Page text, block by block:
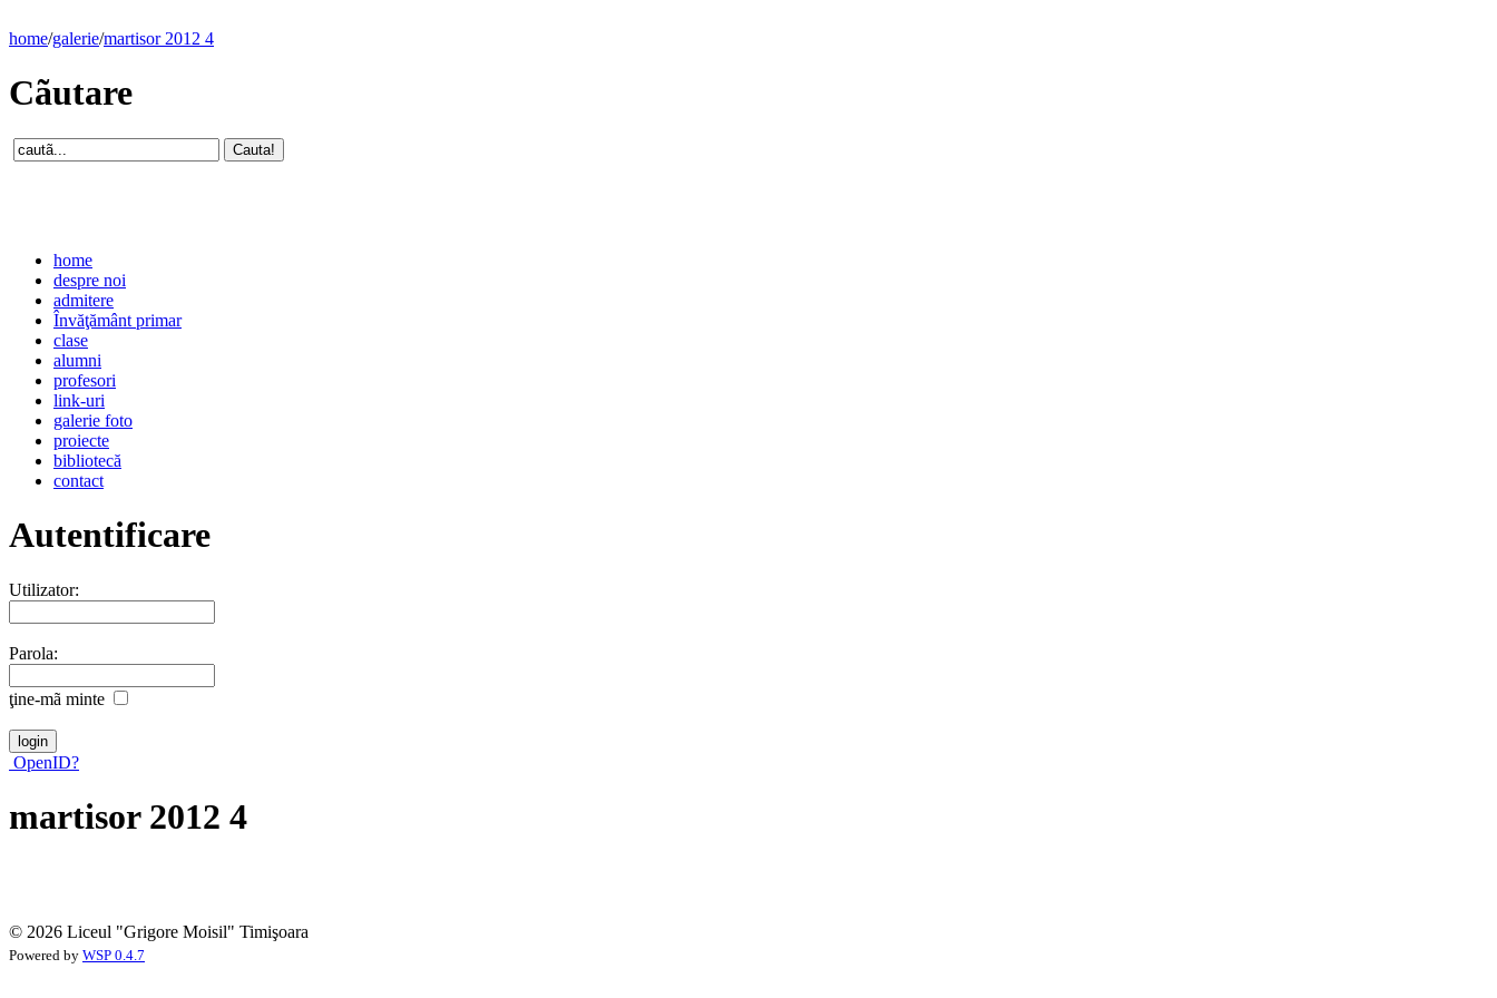
home/galerie/martisor 2012 4
Cãutare
home
despre noi
admitere
Învăţământ primar
clase
alumni
profesori
link-uri
galerie foto
proiecte
bibliotecă
contact
Autentificare
Utilizator:
Parola:
ţine-mã minte
OpenID?
martisor 2012 4
© 2026 Liceul "Grigore Moisil" Timişoara
Powered by WSP 0.4.7